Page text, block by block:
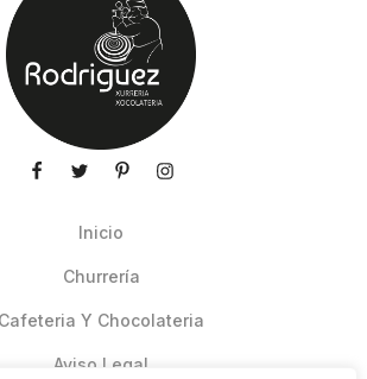
Inicio
Churrería
Cafeteria Y Chocolateria
Aviso Legal